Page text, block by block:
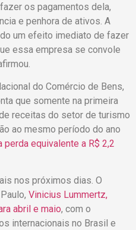
os pagamentos dela,
e penhora de ativos. A
um efeito imediato de fazer
essa empresa se convole
do Comércio de Bens,
que somente na primeira
receitas do setor de turismo
ao mesmo período do ano
equivalente a R$ 2,2
nos próximos dias. O
Vinicius Lummertz,
abril e maio, com o
internacionais no Brasil e